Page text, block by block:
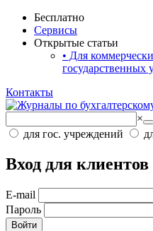
Бесплатно
Сервисы
Открытые статьи
• Для
государственных
Контакты
×
для гос. учреждений
Вход для клиентов
E-mail
Пароль
Войти